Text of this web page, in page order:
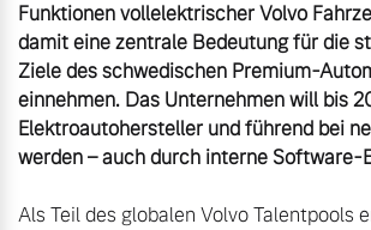
Funktionen vollelektrischer Volvo
damit eine zentrale Bedeutung für die
Ziele des schwedischen Premium-
einnehmen. Das Unternehmen will bis
Elektroautohersteller und führend bei
werden – auch durch interne Software-
Als Teil des globalen Volvo Talentpools